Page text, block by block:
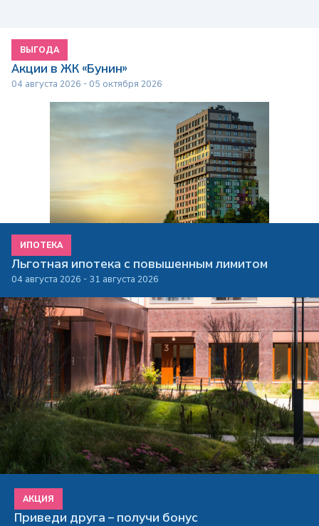
ВЫГОДА
Акции в ЖК «Бунин»
04 августа 2026 - 05 октября 2026
ИПОТЕКА
Льготная ипотека с повышенным лимитом
04 августа 2026 - 31 августа 2026
АКЦИЯ
Приведи друга – получи бонус